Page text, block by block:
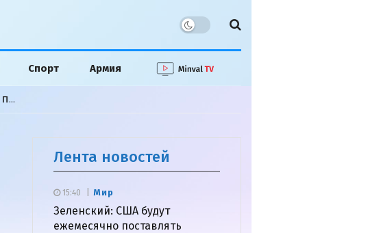
Спорт Армия
Азербайджан и Армения могут наладить товарооборот по 38 видам продукции
Лента новостей
Мир
Зеленский: США будут
ежемесячно поставлять
15:40